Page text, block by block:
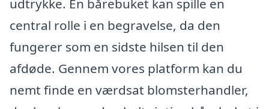
central rolle i en begravelse, da den
fungerer som en sidste hilsen til den
afdøde. Gennem vores platform kan du
nemt finde en værdsat blomsterhandler,